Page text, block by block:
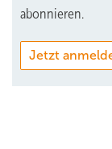
abonnieren.
Jetzt